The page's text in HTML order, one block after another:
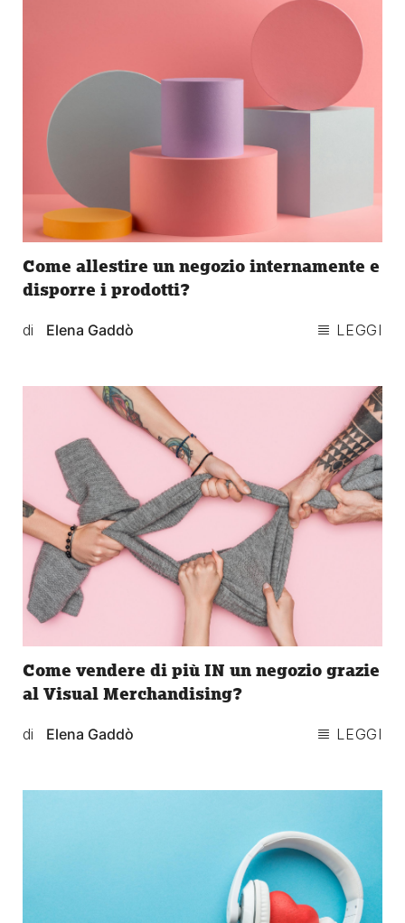
Come allestire un negozio internamente e
disporre i prodotti?
di Elena Gaddò LEGGI
Come vendere di più IN un negozio grazie
al Visual Merchandising?
di Elena Gaddò LEGGI